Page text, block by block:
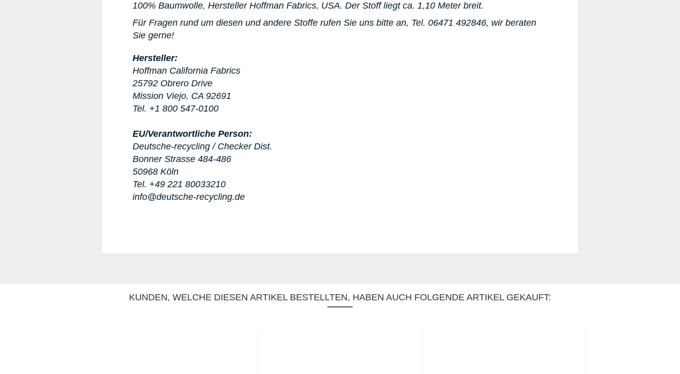
100% Baumwolle, Hersteller Hoffman Fabrics, USA. Der Stoff liegt ca. 1,10 Meter breit.
Für Fragen rund um diesen und andere Stoffe rufen Sie uns bitte an, Tel. 06471 492846, wir beraten
Sie gerne!
Hersteller:
Hoffman California Fabrics
25792 Obrero Drive
Mission Viejo, CA 92691
Tel. +1 800 547-0100
EU/Verantwortliche Person:
Deutsche-recycling / Checker Dist.
Bonner Strasse 484-486
50968 Köln
Tel. +49 221 80033210
info@deutsche-recycling.de
KUNDEN, WELCHE DIESEN ARTIKEL BESTELLTEN, HABEN AUCH FOLGENDE ARTIKEL GEKAUFT: